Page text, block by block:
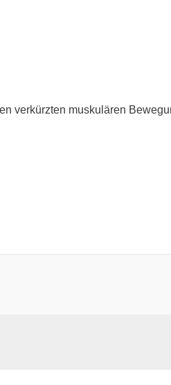
verkürzten muskulären